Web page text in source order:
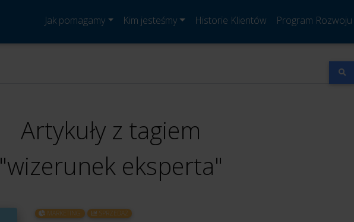
Jak pomagamy Kim jesteśmy Historie Klientów Program Rozwoju
Artykuły z tagiem
"wizerunek eksperta"
MARKETING SPRZEDAŻ